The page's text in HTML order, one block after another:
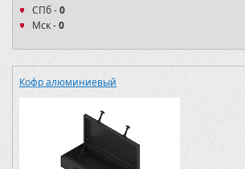
СПб -0
Мск -0
Кофр алюминиевый